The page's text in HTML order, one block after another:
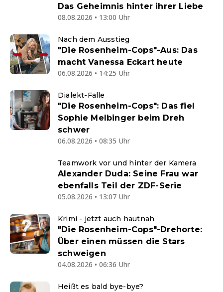
Das Geheimnis hinter ihrer Liebe
08.08.2026 • 13:00 Uhr
Nach dem Ausstieg
"Die Rosenheim-Cops"-Aus: Das
macht Vanessa Eckart heute
06.08.2026 • 14:25 Uhr
Dialekt-Falle
"Die Rosenheim-Cops": Das fiel
Sophie Melbinger beim Dreh
schwer
06.08.2026 • 08:35 Uhr
Teamwork vor und hinter der Kamera
Alexander Duda: Seine Frau war
ebenfalls Teil der ZDF-Serie
05.08.2026 • 13:07 Uhr
Krimi - jetzt auch hautnah
"Die Rosenheim-Cops"-Drehorte:
Über einen müssen die Stars
schweigen
04.08.2026 • 06:36 Uhr
Heißt es bald bye-bye?